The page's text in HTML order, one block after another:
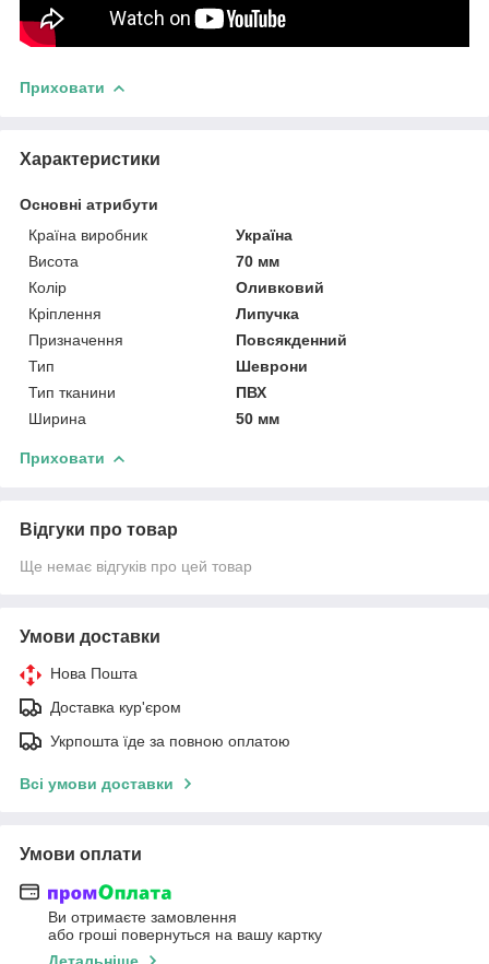
Приховати
Характеристики
Основні атрибути
Країна виробник
Україна
Висота
70 мм
Колір
Оливковий
Кріплення
Липучка
Призначення
Повсякденний
Тип
Шеврони
Тип тканини
ПВХ
Ширина
50 мм
Приховати
Відгуки про товар
Ще немає відгуків про цей товар
Умови доставки
Нова Пошта
Доставка кур'єром
Укрпошта їде за повною оплатою
Всі умови доставки
Умови оплати
Ви отримаєте замовлення
або гроші повернуться на вашу картку